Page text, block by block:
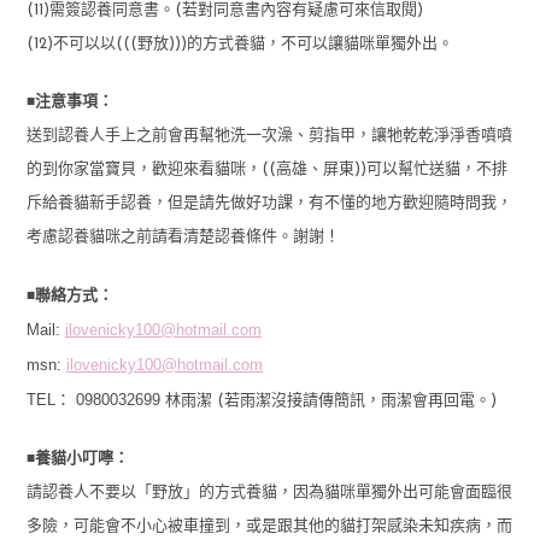
(11)需簽認養同意書。(若對同意書內容有疑慮可來信取閱)
(12)不可以以(((野放)))的方式養貓，不可以讓貓咪單獨外出。
■注意事項：
送到認養人手上之前會再幫牠洗一次澡、剪指甲，讓牠乾乾淨淨香噴噴
的到你家當寶貝，歡迎來看貓咪，((高雄、屏東))可以幫忙送貓，不排
斥給養貓新手認養，但是請先做好功課，有不懂的地方歡迎隨時問我，
考慮認養貓咪之前請看清楚認養條件。謝謝！
■聯絡方式：
Mail: ilovenicky100@hotmail.com
msn: ilovenicky100@hotmail.com
TEL： 0980032699林雨潔 (若雨潔沒接請傳簡訊，雨潔會再回電。)
■養貓小叮嚀：
請認養人不要以「野放」的方式養貓，因為貓咪單獨外出可能會面臨很
多險，可能會不小心被車撞到，或是跟其他的貓打架感染未知疾病，而